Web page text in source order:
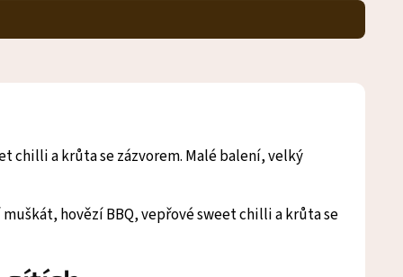
chilli a krůta se zázvorem. Malé balení, velký
hovězí BBQ, vepřové sweet chilli a krůta se